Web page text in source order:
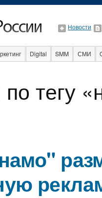
Новости
Digital SMM СМИ
тегу